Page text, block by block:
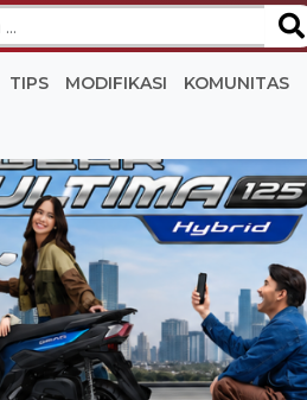
TIPS MODIFIKASI KOMUNITAS